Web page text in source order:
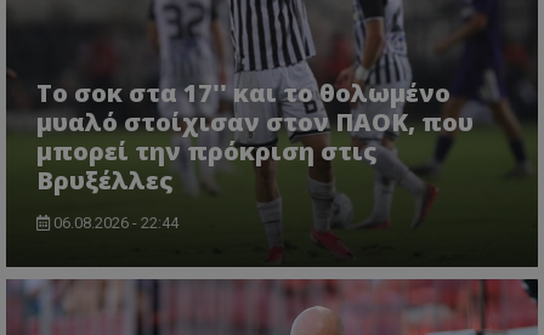
Το σοκ στα 17'' και το θολωμένο
μυαλό στοίχισαν στον ΠΑΟΚ, που
μπορεί την πρόκριση στις
Βρυξέλλες
06.08.2026 - 22:44